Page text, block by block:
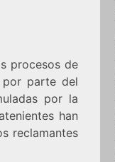
procesos de
por parte del
por la
han
reclamantes